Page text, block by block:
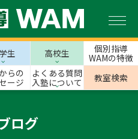
生 高校生
個別指導
WAMの特徴
らの
ージ
よくある質問
入塾について
教室検索
ログ